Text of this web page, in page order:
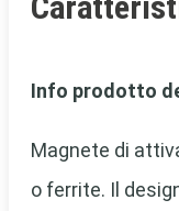
Info prodotto
Magnete di
o ferrite. Il